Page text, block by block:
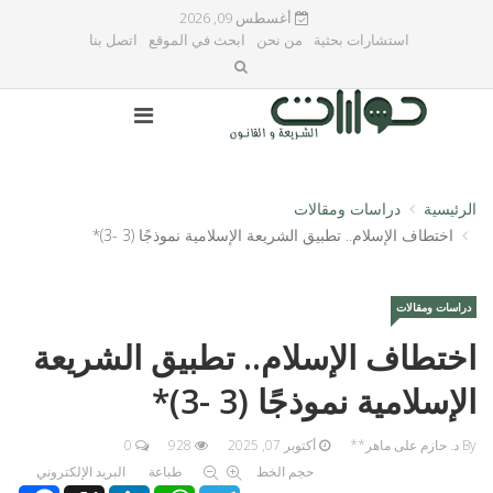
أغسطس 09, 2026
استشارات بحثية
من نحن ابحث في الموقع اتصل بنا
الرئيسية
دراسات ومقالات
اختطاف الإسلام.. تطبيق الشريعة الإسلامية نموذجًا (3 -3)*
دراسات ومقالات
اختطاف الإسلام.. تطبيق الشريعة
الإسلامية نموذجًا (3 -3)*
By د. حازم على ماهر** أكتوبر 07, 2025
0
حجم الخط
طباعة
البريد الإلكتروني